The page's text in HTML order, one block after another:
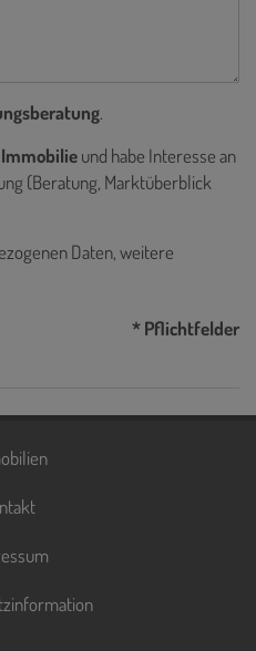
.
und habe Interesse an
(Beratung, Marktüberblick
Daten, weitere
* Pflichtfelder